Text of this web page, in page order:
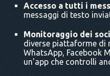
Accesso a tutti i
messaggi di testo
Monitoraggio dei
diverse piattaforme di
WhatsApp, Facebook
un'app che controlli